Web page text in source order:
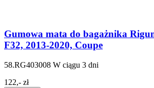
Gumowa mata do bagażnika
F32, 2013-2020, Coupe
58.RG403008 W ciągu 3 dni
122,- zł